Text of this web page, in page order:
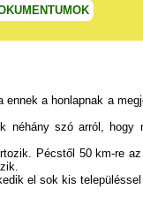
a honlapnak a
szó arról, hogy
Pécstől 50 km-re
el sok kis településsel